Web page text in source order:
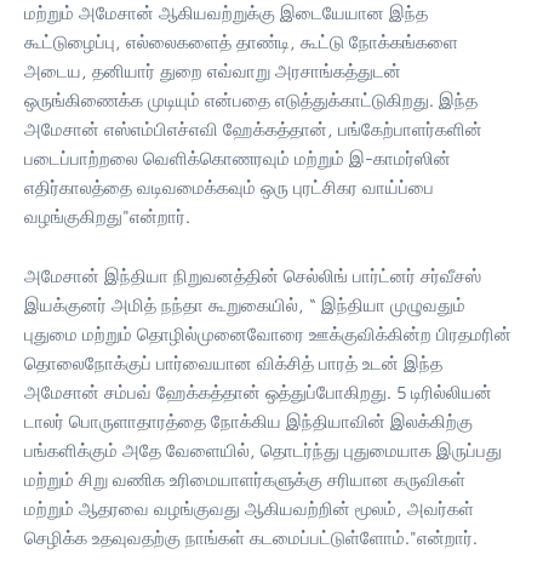
மற்றும் அமேசான் ஆகியவற்றுக்கு இடையேயான இந்த
கூட்டுழைப்பு, எல்லைகளைத் தாண்டி, கூட்டு நோக்கங்களை
அடைய, தனியார் துறை எவ்வாறு அரசாங்கத்துடன்
ஒருங்கிணைக்க முடியும் என்பதை எடுத்துக்காட்டுகிறது. இந்த
அமேசான் எஸ்எம்பிஎச்எவி ஹேக்கத்தான், பங்கேற்பாளர்களின்
படைப்பாற்றலை வெளிக்கொணரவும் மற்றும் இ-காமர்ஸின்
எதிர்காலத்தை வடிவமைக்கவும் ஒரு புரட்சிகர வாய்ப்பை
வழங்குகிறது"என்றார்.
அமேசான் இந்தியா நிறுவனத்தின் செல்லிங் பார்ட்னர் சர்வீசஸ்
இயக்குனர் அமித் நந்தா கூறுகையில், “ இந்தியா முழுவதும்
புதுமை மற்றும் தொழில்முனைவோரை ஊக்குவிக்கின்ற பிரதமரின்
தொலைநோக்குப் பார்வையான விக்சித் பாரத் உடன் இந்த
அமேசான் சம்பவ் ஹேக்கத்தான் ஒத்துப்போகிறது. 5 டிரில்லியன்
டாலர் பொருளாதாரத்தை நோக்கிய இந்தியாவின் இலக்கிற்கு
பங்களிக்கும் அதே வேளையில், தொடர்ந்து புதுமையாக இருப்பது
மற்றும் சிறு வணிக உரிமையாளர்களுக்கு சரியான கருவிகள்
மற்றும் ஆதரவை வழங்குவது ஆகியவற்றின் மூலம், அவர்கள்
செழிக்க உதவுவதற்கு நாங்கள் கடமைப்பட்டுள்ளோம்."என்றார்.